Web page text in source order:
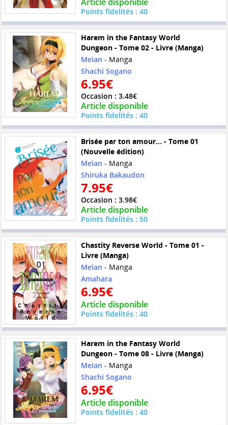
Article disponible
Points fidelités : 40
Harem in the Fantasy World
Dungeon - Tome 02 - Livre (Manga)
Meian - Manga
Shachi Sogano
6.95€
Occasion : 3.48€
Article disponible
Points fidelités : 40
Brisée par ton amour... - Tome 01
(Nouvelle édition)
Meian - Manga
Shiruka Bakaudon
7.95€
Occasion : 3.98€
Article disponible
Points fidelités : 50
Chastity Reverse World - Tome 01 -
Livre (Manga)
Meian - Manga
Amahara
6.95€
Article disponible
Points fidelités : 40
Harem in the Fantasy World
Dungeon - Tome 08 - Livre (Manga)
Meian - Manga
Shachi Sogano
6.95€
Article disponible
Points fidelités : 40